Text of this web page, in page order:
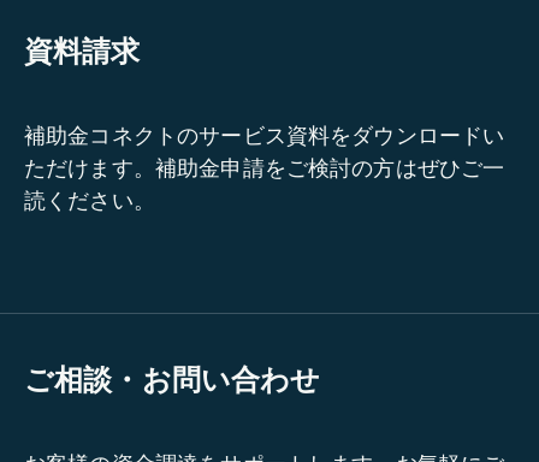
資料請求
補助金コネクトのサービス資料をダウンロードい
ただけます。補助金申請をご検討の方はぜひご一
読ください。
ご相談・お問い合わせ